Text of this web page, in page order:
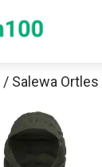
/ Salewa Ortles